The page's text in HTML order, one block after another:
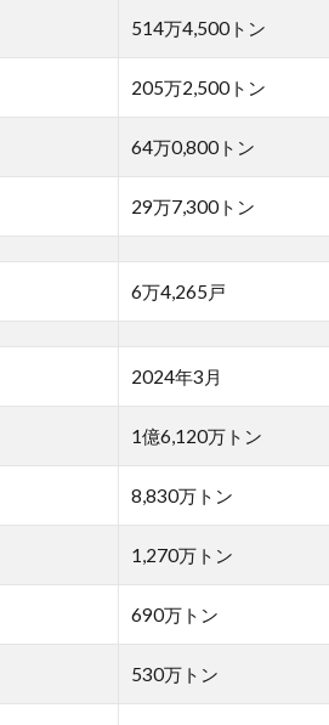
514万4,500トン
205万2,500トン
64万0,800トン
29万7,300トン
6万4,265戸
2024年3月
1億6,120万トン
8,830万トン
1,270万トン
690万トン
530万トン